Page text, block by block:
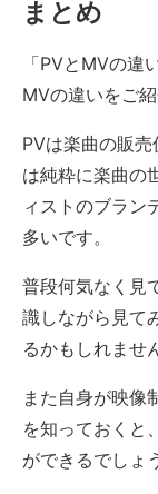
まとめ
「PVとMVの違
MVの違いをご
PVは楽曲の販
は純粋に楽曲の
ィストのブラン
多いです。
普段何気なく見
識しながら見て
るかもしれませ
また自身が映像
を知っておくと
ができるでしょ